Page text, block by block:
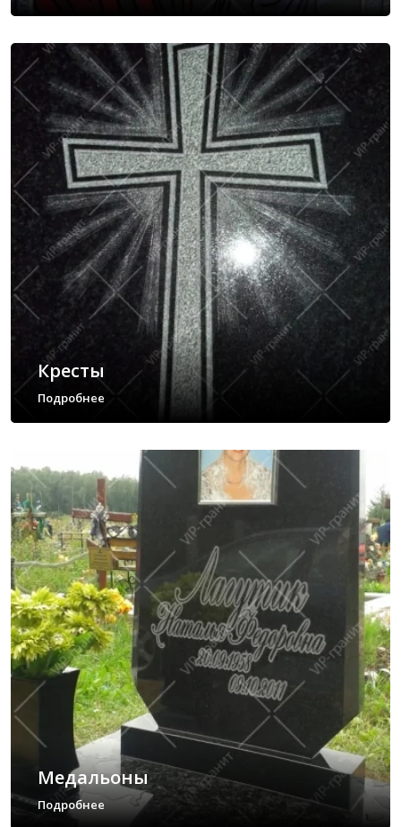
Кресты
Подробнее
Медальоны
Подробнее